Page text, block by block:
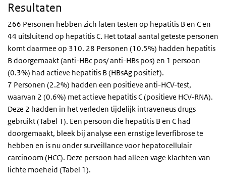
Resultaten
266 Personen hebben zich laten testen op hepatitis B en C en
44 uitsluitend op hepatitis C. Het totaal aantal geteste personen
komt daarmee op 310. 28 Personen (10.5%) hadden hepatitis
B doorgemaakt (anti-HBc pos/ anti-HBs pos) en 1 persoon
(0.3%) had actieve hepatitis B (HBsAg positief).
7 Personen (2.2%) hadden een positieve anti-HCV-test,
waarvan 2 (0.6%) met actieve hepatitis C (positieve HCV-RNA).
Deze 2 hadden in het verleden tijdelijk intraveneus drugs
gebruikt (Tabel 1). Een persoon die hepatitis B en C had
doorgemaakt, bleek bij analyse een ernstige leverfibrose te
hebben en is nu onder surveillance voor hepatocellulair
carcinoom (HCC). Deze persoon had alleen vage klachten van
lichte moeheid (Tabel 1).